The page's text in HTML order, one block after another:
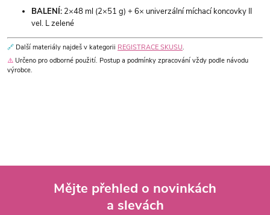
BALENÍ: 2×48 ml (2×51 g) + 6× univerzální míchací koncovky II
vel. L zelené
🔗 Další materiály najdeš v kategorii REGISTRACE SKUSU.
⚠️ Určeno pro odborné použití. Postup a podmínky zpracování vždy podle návodu
výrobce.
Mějte přehled o novinkách
a slevách